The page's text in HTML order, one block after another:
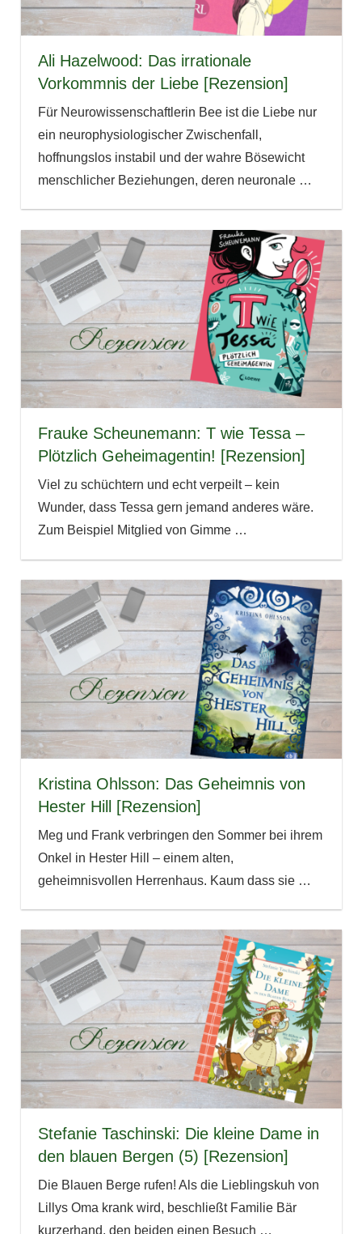
Ali Hazelwood: Das irrationale
Vorkommnis der Liebe [Rezension]
Für Neurowissenschaftlerin Bee ist die Liebe nur
ein neurophysiologischer Zwischenfall,
hoffnungslos instabil und der wahre Bösewicht
menschlicher Beziehungen, deren neuronale …
Frauke Scheunemann: T wie Tessa –
Plötzlich Geheimagentin! [Rezension]
Viel zu schüchtern und echt verpeilt – kein
Wunder, dass Tessa gern jemand anderes wäre.
Zum Beispiel Mitglied von Gimme …
Kristina Ohlsson: Das Geheimnis von
Hester Hill [Rezension]
Meg und Frank verbringen den Sommer bei ihrem
Onkel in Hester Hill – einem alten,
geheimnisvollen Herrenhaus. Kaum dass sie …
Stefanie Taschinski: Die kleine Dame in
den blauen Bergen (5) [Rezension]
Die Blauen Berge rufen! Als die Lieblingskuh von
Lillys Oma krank wird, beschließt Familie Bär
kurzerhand, den beiden einen Besuch …